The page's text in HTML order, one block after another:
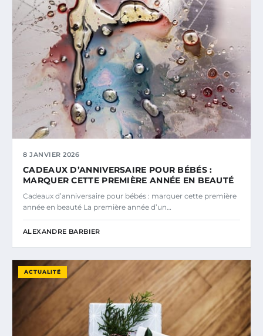
8 JANVIER 2026
CADEAUX D’ANNIVERSAIRE POUR BÉBÉS :
MARQUER CETTE PREMIÈRE ANNÉE EN BEAUTÉ
Cadeaux d’anniversaire pour bébés : marquer cette première
année en beauté La première année d’un…
ALEXANDRE BARBIER
ACTUALITÉ